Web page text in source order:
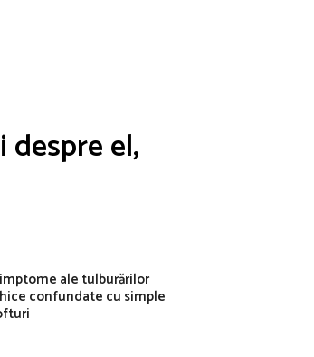
el,
ale tulburărilor
confundate cu simple